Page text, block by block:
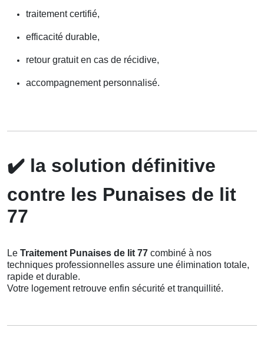
traitement certifié,
efficacité durable,
retour gratuit en cas de récidive,
accompagnement personnalisé.
✔️ la solution définitive
contre les Punaises de lit
77
Le Traitement Punaises de lit 77 combiné à nos
techniques professionnelles assure une élimination totale,
rapide et durable.
Votre logement retrouve enfin sécurité et tranquillité.